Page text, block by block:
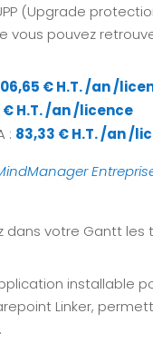
(Upgrade
vous pouvez
€ H.T. /an /
€ H.T. /an /licence
: 83,33 € H.T. /an /
dans votre Gantt les
installable
Linker,